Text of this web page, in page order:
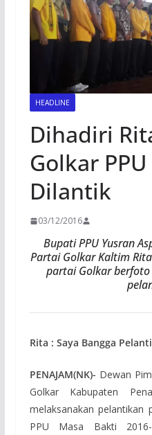
HEADLINE
Dihadiri
Golkar
Dilantik
03/12/2016
Bupati PPU Yusran
Partai Golkar Kaltim
partai Golkar
Rita : Saya Bangga
PENAJAM(NK)- Dewan
Golkar Kabupaten
melaksanakan pelantikan
PPU Masa Bakti